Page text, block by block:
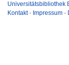
Universitätsbibliothek
Kontakt- Impressum -